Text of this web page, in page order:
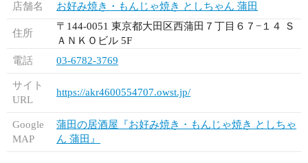
店舗名 お好み焼き・もんじゃ焼き としちゃん 蒲田
住所
〒144-0051 東京都大田区西蒲田７丁目６７−１４ Ｓ
ＡＮＫＯビル 5F
電話
03-6782-3769
サイト
URL
https://akr4600554707.owst.jp/
Google
MAP
蒲田の居酒屋『お好み焼き・もんじゃ焼き としちゃ
ん 蒲田』